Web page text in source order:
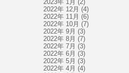
2023年 1月 (2)
2022年 12月 (4)
2022年 11月 (6)
2022年 10月 (7)
2022年 9月 (3)
2022年 8月 (7)
2022年 7月 (3)
2022年 6月 (3)
2022年 5月 (3)
2022年 4月 (4)